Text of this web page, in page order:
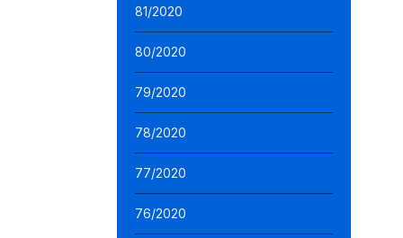
81/2020
80/2020
79/2020
78/2020
77/2020
76/2020